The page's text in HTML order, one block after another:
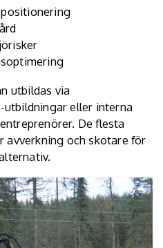
utbildas via
utbildningar eller interna
De flesta
avverkning och skotare för